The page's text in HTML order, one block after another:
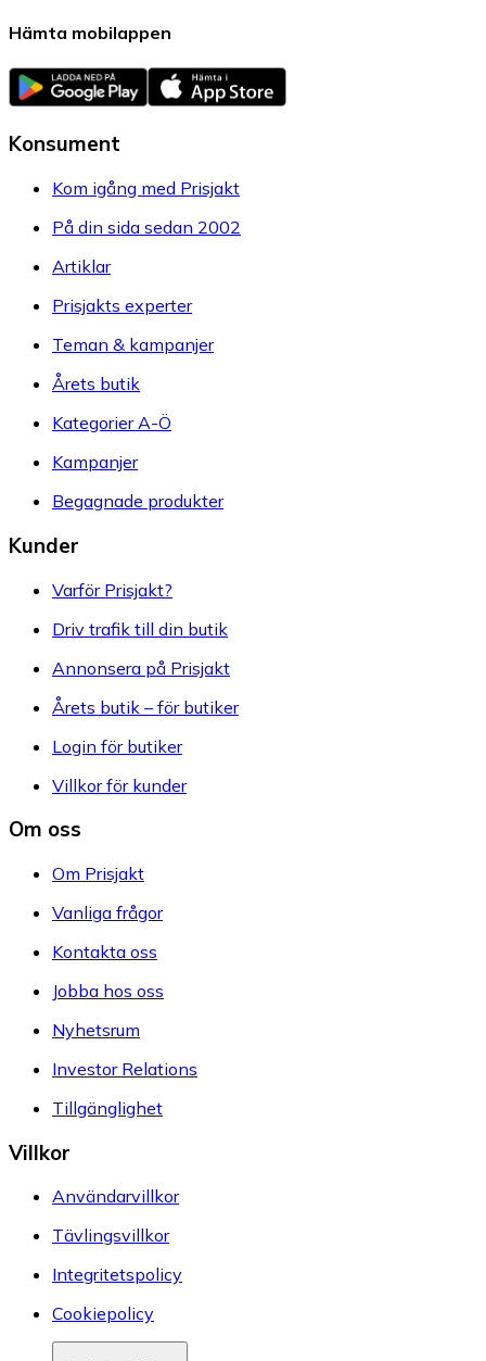
Hämta mobilappen
Konsument
Kom igång med Prisjakt
På din sida sedan 2002
Artiklar
Prisjakts experter
Teman & kampanjer
Årets butik
Kategorier A-Ö
Kampanjer
Begagnade produkter
Kunder
Varför Prisjakt?
Driv trafik till din butik
Annonsera på Prisjakt
Årets butik – för butiker
Login för butiker
Villkor för kunder
Om oss
Om Prisjakt
Vanliga frågor
Kontakta oss
Jobba hos oss
Nyhetsrum
Investor Relations
Tillgänglighet
Villkor
Användarvillkor
Tävlingsvillkor
Integritetspolicy
Cookiepolicy